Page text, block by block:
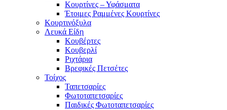
Κουρτίνες – Υφάσματα
Έτοιμες Ραμμένες Κουρτίνες
Κουρτινόξυλα
Λευκά Είδη
Κουβέρτες
Κουβερλί
Ριχτάρια
Βρεφικές Πετσέτες
Τοίχος
Ταπετσαρίες
Φωτοταπετσαρίες
Παιδικές Φωτοταπετσαρίες